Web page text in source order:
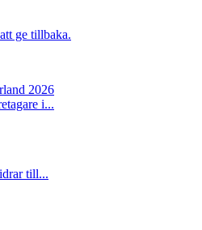
ge tillbaka.
2026
i...
till...